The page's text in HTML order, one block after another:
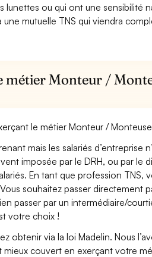
ou qui ont une sensibilité
mutuelle TNS qui viendra
métier Monteur /
le métier Monteur /
mais les salariés d’entreprise
imposée par le DRH, ou par le
En tant que profession TNS,
souhaitez passer directement
passer par un intermédiaire/
votre choix !
obtenir via la loi Madelin. Nous
couvert en exerçant votre